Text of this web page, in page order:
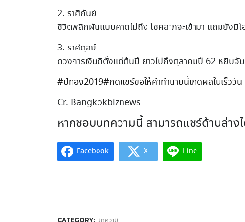
2. ราศีกันย์
ชีวิตพลิกผันแบบคาดไม่ถึง โชคลาภจะเข้ามา แถมยัง
3. ราศีตุลย์
ดวงการเงินดีตั้งแต่ต้นปี ยาวไปถึงตุลาคมปี 62 หยิบจับ
#ปีทอง2019#กดแชร์ขอให้คำทำนายนี้เกิดผลในเร็ววัน
Cr. Bangkokbiznews
หากชอบบทความนี้ สามารถแชร์ด้านล่าง
Facebook X Line
CATEGORY: บทความ